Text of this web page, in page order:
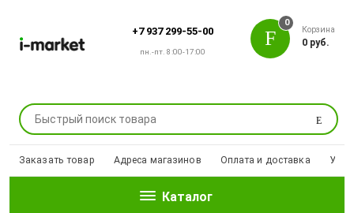
+7 937 299-55-00
пн.-пт. 8:00-17:00
Поиск
0
Корзина
0 руб.
Заказать товар Адреса магазинов Оплата и доставка
Каталог